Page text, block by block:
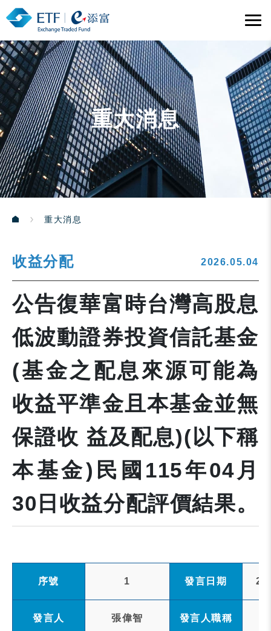
重大消息
重大消息
收益分配 2026.05.04
公告復華富時台灣高股息
低波動證券投資信託基金
(基金之配息來源可能為
收益平準金且本基金並無
保證收 益及配息)(以下稱
本基金)民國115年04月
30日收益分配評價結果。
序號 1 發言日期
發言人 張偉智 發言人職稱